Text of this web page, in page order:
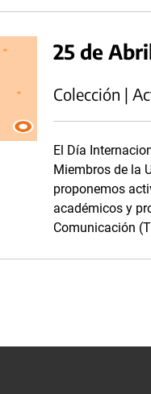
25 de
Colección |
El Día
Miembros de la
proponemos
académicos y
Comunicación